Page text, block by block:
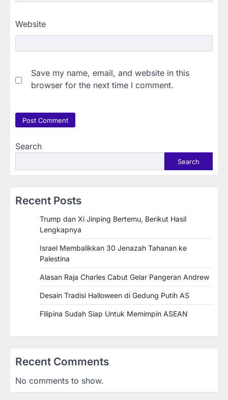
Website
Save my name, email, and website in this
browser for the next time I comment.
Search
Search
Recent Posts
Trump dan Xi Jinping Bertemu, Berikut Hasil
Lengkapnya
Israel Membalikkan 30 Jenazah Tahanan ke
Palestina
Alasan Raja Charles Cabut Gelar Pangeran Andrew
Desain Tradisi Halloween di Gedung Putih AS
Filipina Sudah Siap Untuk Memimpin ASEAN
Recent Comments
No comments to show.